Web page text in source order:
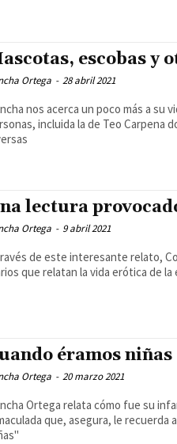
escobas y
Ortega - 28 abril 2021
nos acerca un poco más a su
incluida la de Teo Carpena
lectura
Ortega - 9 abril 2021
de este interesante relato,
que relatan la vida erótica de
éramos niñas
Ortega - 20 marzo 2021
Ortega relata cómo fue su
que, asegura, le recuerda